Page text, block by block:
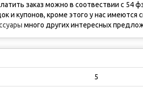
заказ можно в соотвествии с 54
и купонов, кроме этого у нас имеются
много других интересных
5